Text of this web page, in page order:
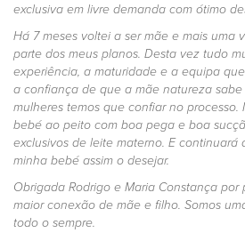
exclusiva em livre demanda com ótimo
Há 7 meses voltei a ser mãe e mais uma
parte dos meus planos. Desta vez tudo
experiência, a maturidade e a equipa
a confiança de que a mãe natureza
mulheres temos que confiar no processo.
bebé ao peito com boa pega e boa
exclusivos de leite materno. E continuará
minha bebé assim o desejar.
Obrigada Rodrigo e Maria Constança por
maior conexão de mãe e filho. Somos
todo o sempre.